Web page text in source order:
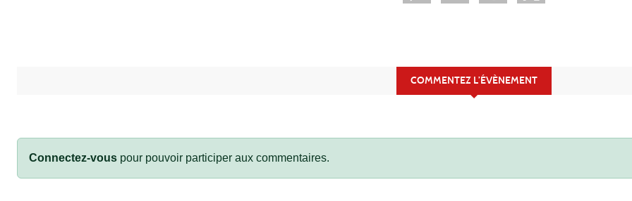
COMMENTEZ L’ÉVÈNEMENT
Connectez-vous pour pouvoir participer aux commentaires.